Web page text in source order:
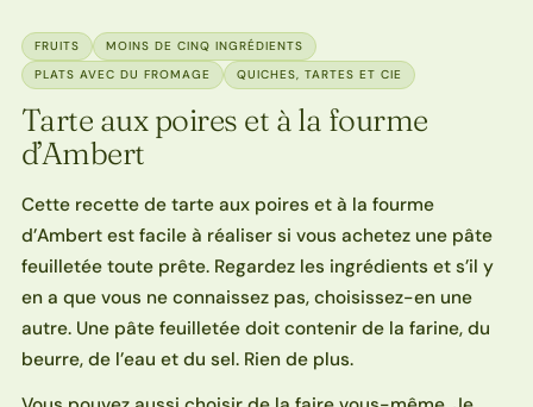
FRUITS
MOINS DE CINQ INGRÉDIENTS
PLATS AVEC DU FROMAGE
QUICHES, TARTES ET CIE
Tarte aux poires et à la fourme
d’Ambert
Cette recette de tarte aux poires et à la fourme
d’Ambert est facile à réaliser si vous achetez une pâte
feuilletée toute prête. Regardez les ingrédients et s’il y
en a que vous ne connaissez pas, choisissez-en une
autre. Une pâte feuilletée doit contenir de la farine, du
beurre, de l’eau et du sel. Rien de plus.